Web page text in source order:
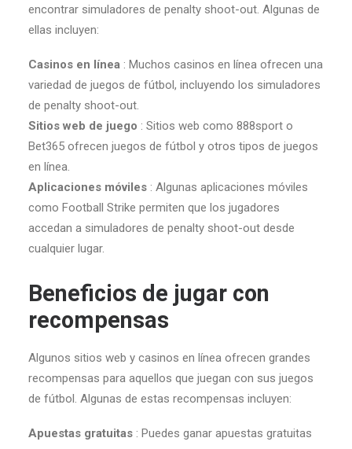
encontrar simuladores de penalty shoot-out. Algunas de
ellas incluyen:
Casinos en línea : Muchos casinos en línea ofrecen una
variedad de juegos de fútbol, incluyendo los simuladores
de penalty shoot-out.
Sitios web de juego : Sitios web como 888sport o
Bet365 ofrecen juegos de fútbol y otros tipos de juegos
en línea.
Aplicaciones móviles : Algunas aplicaciones móviles
como Football Strike permiten que los jugadores
accedan a simuladores de penalty shoot-out desde
cualquier lugar.
Beneficios de jugar con
recompensas
Algunos sitios web y casinos en línea ofrecen grandes
recompensas para aquellos que juegan con sus juegos
de fútbol. Algunas de estas recompensas incluyen:
Apuestas gratuitas : Puedes ganar apuestas gratuitas